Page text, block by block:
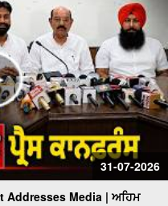
31-07-2026
Addresses Media | ਅਹਿਮ